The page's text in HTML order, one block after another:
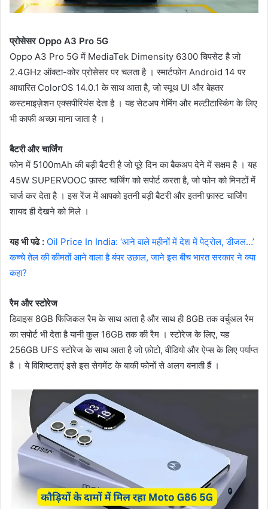
प्रोसेसर Oppo A3 Pro 5G
Oppo A3 Pro 5G में MediaTek Dimensity 6300 चिपसेट है जो
2.4GHz ऑक्टा-कोर प्रोसेसर पर चलता है । स्मार्टफोन Android 14 पर
आधारित ColorOS 14.0.1 के साथ आता है, जो स्मूथ UI और बेहतर
कस्टमाइज़ेशन एक्सपीरियंस देता है । यह सेटअप गेमिंग और मल्टीटास्किंग के लिए
भी काफी अच्छा माना जाता है ।
बैटरी और चार्जिंग
फोन में 5100mAh की बड़ी बैटरी है जो पूरे दिन का बैकअप देने में सक्षम है । यह
45W SUPERVOOC फ़ास्ट चार्जिंग को सपोर्ट करता है, जो फोन को मिनटों में
चार्ज कर देता है । इस रेंज में आपको इतनी बड़ी बैटरी और इतनी फ़ास्ट चार्जिंग
शायद ही देखने को मिले ।
यह भी पढे : Oil Price In India: ‘आने वाले महीनों में देश में पेट्रोल, डीजल…’
कच्चे तेल की कीमतों आने वाला है बंपर उछाल, जाने इस बीच भारत सरकार ने क्या
कहा?
रैम और स्टोरेज
डिवाइस 8GB फिजिकल रैम के साथ आता है और साथ ही 8GB तक वर्चुअल रैम
का सपोर्ट भी देता है यानी कुल 16GB तक की रैम । स्टोरेज के लिए, यह
256GB UFS स्टोरेज के साथ आता है जो फ़ोटो, वीडियो और ऐप्स के लिए पर्याप्त
है । ये विशिष्टताएं इसे इस सेगमेंट के बाकी फोनों से अलग बनाती हैं ।